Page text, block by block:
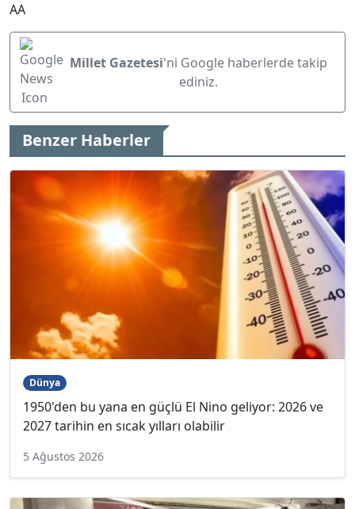
AA
Millet Gazetesi'ni Google haberlerde takip
ediniz.
Benzer Haberler
Dünya
1950'den bu yana en güçlü El Nino geliyor: 2026 ve
2027 tarihin en sıcak yılları olabilir
5 Ağustos 2026